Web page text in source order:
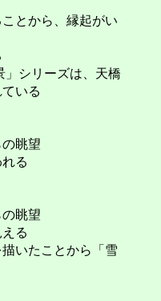
とから、縁起がい
シリーズは、天橋
いる
眺望
る
眺望
る
いたことから「雪